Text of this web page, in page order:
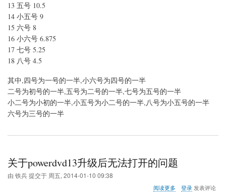
13 五号 10.5
14 小五号 9
15 六号 8
16 小六号 6.875
17 七号 5.25
18 八号 4.5
其中,四号为一号的一半,小六号为四号的一半
二号为初号的一半,五号为二号的一半,七号为五号的一半
小二号为小初的一半,小五号为小二号的一半,八号为小五号的一半
六号为三号的一半
关于powerdvd13升级后无法打开的问题
由 铁兵提交于 周五, 2014-01-10 09:38
阅读更多 登录发表评论